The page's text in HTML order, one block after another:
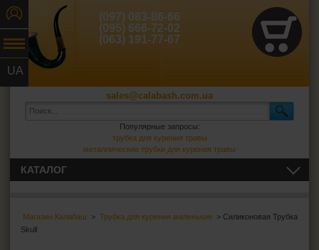
UA
(097) 083-86-66
(095) 666-72-02
(063) 191-77-67
sales@calabash.com.ua
Популярные запросы:
трубка для курения травы
металлические трубки для курения травы
Магазин Калабаш > Трубка для курения маленькие > Силиконовая Трубка
Skull
КАТАЛОГ